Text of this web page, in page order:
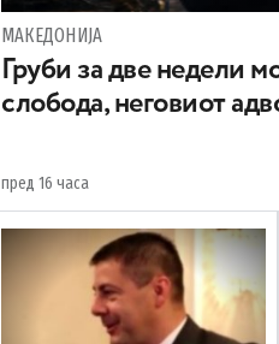
МАКЕДОНИЈА
Груби за две недели
слобода, неговиот
пред 16 часа